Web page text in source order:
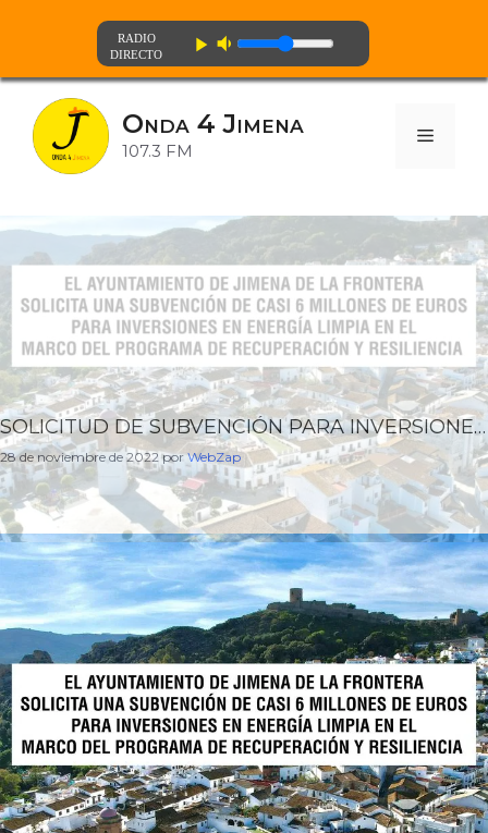
Saltar
contenido
play_arrow volume_down
Onda 4 Jimena
107.3 FM
Menú
SOLICITUD DE SUBVENCIÓN PARA INVERSIONES EN ENERGÍA LIMPIA
28 de noviembre de 2022 porWebZap